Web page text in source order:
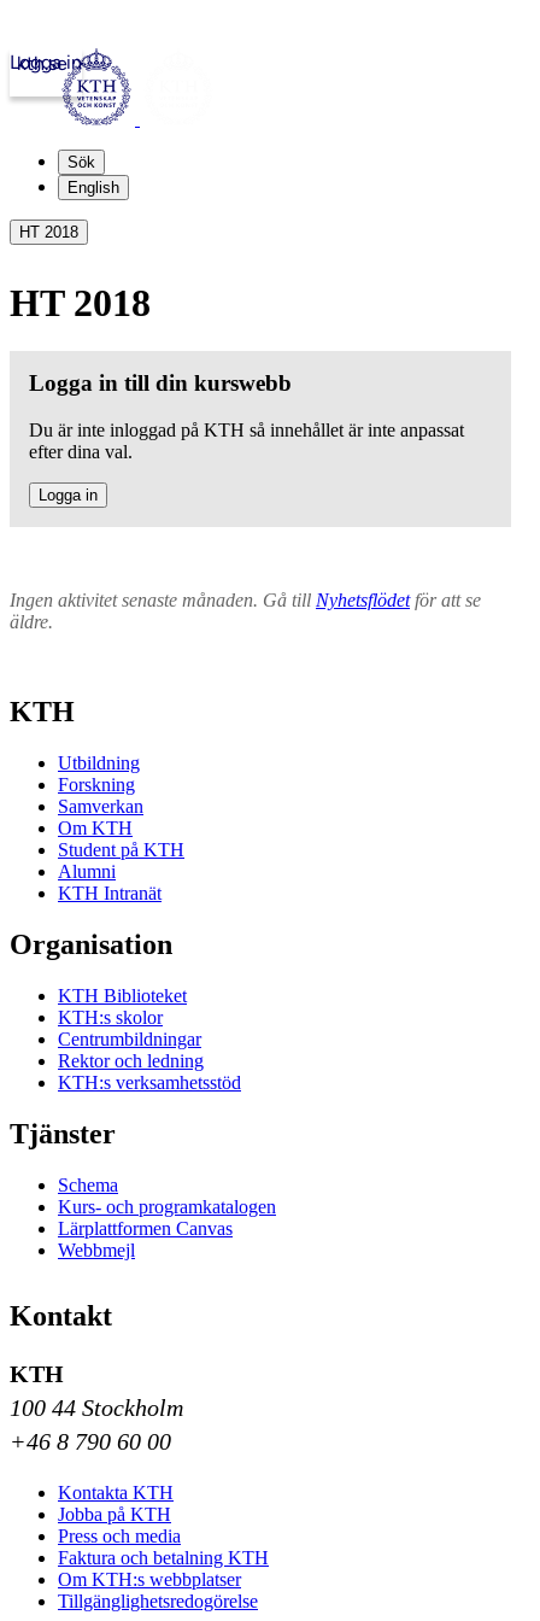
kth.se
Logga in
Sök
English
HT 2018
HT 2018
Logga in till din kurswebb
Du är inte inloggad på KTH så innehållet är inte anpassat
efter dina val.
Logga in
Ingen aktivitet senaste månaden. Gå till Nyhetsflödetför att se
äldre.
KTH
Utbildning
Forskning
Samverkan
Om KTH
Student på KTH
Alumni
KTH Intranät
Organisation
KTH Biblioteket
KTH:s skolor
Centrumbildningar
Rektor och ledning
KTH:s verksamhetsstöd
Tjänster
Schema
Kurs- och programkatalogen
Lärplattformen Canvas
Webbmejl
Kontakt
KTH
100 44 Stockholm
+46 8 790 60 00
Kontakta KTH
Jobba på KTH
Press och media
Faktura och betalning KTH
Om KTH:s webbplatser
Tillgänglighetsredogörelse